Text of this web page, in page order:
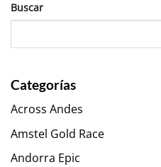
Buscar
Categorías
Across Andes
Amstel Gold Race
Andorra Epic